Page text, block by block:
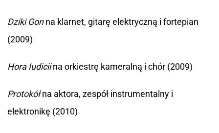
Dziki Gonna klarnet, gitarę elektryczną i fortepian
(2009)
Hora Iudiciina orkiestrę kameralną i chór (2009)
Protokółna aktora, zespół instrumentalny i
elektronikę (2010)